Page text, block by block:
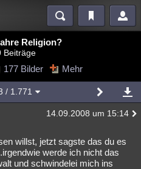
Videos
Mystery Kriminalfälle
Technologie Ufologie
Religion?
Beiträge
177 Bilder Mehr
/ 1.771
14.09.2008 um 15:14
willst, jetzt sagste das du es
werde ich nicht das
und schwindelei mich ins